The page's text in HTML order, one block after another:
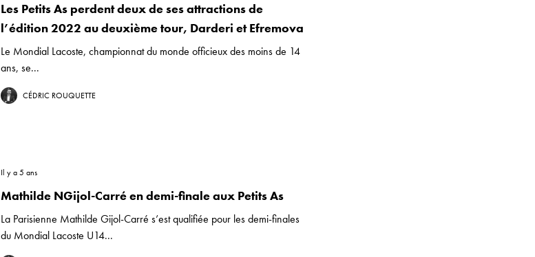
Les Petits As perdent deux de ses attractions de
l’édition 2022 au deuxième tour, Darderi et Efremova
Le Mondial Lacoste, championnat du monde officieux des moins de 14
ans, se...
CÉDRIC ROUQUETTE
Il y a 5 ans
Mathilde NGijol-Carré en demi-finale aux Petits As
La Parisienne Mathilde Gijol-Carré s’est qualifiée pour les demi-finales
du Mondial Lacoste U14...